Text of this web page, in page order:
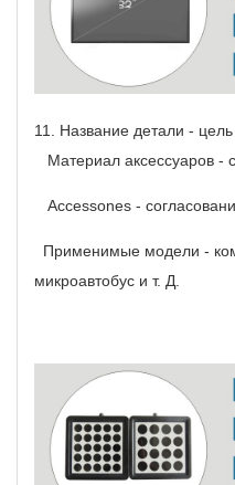
11. Название детали - цель
Материал аксессуаров -
Accessones -
Применимые модели -
микроавтобус и т. Д.